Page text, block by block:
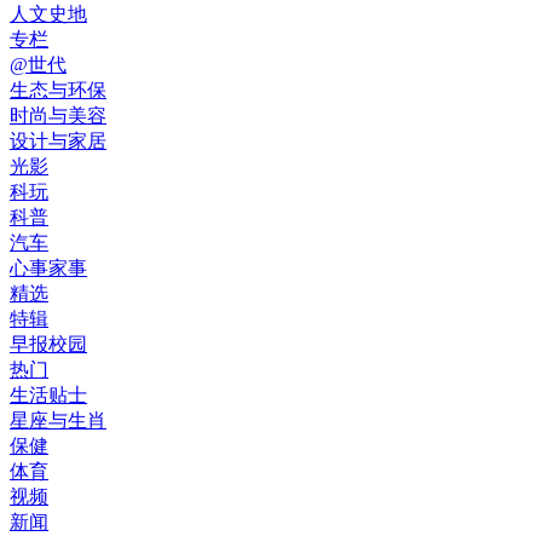
人文史地
专栏
@世代
生态与环保
时尚与美容
设计与家居
光影
科玩
科普
汽车
心事家事
精选
特辑
早报校园
热门
生活贴士
星座与生肖
保健
体育
视频
新闻